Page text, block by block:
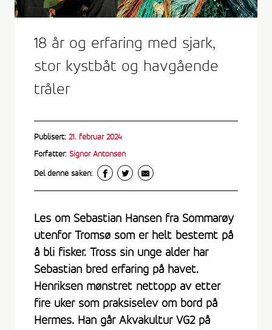
18 år og erfaring med sjark,
stor kystbåt og havgående
tråler
Publisert: 21. februar 2024
Forfatter: Signor Antonsen
Del denne saken:
Les om Sebastian Hansen fra Sommarøy
utenfor Tromsø som er helt bestemt på
å bli fisker. Tross sin unge alder har
Sebastian bred erfaring på havet.
Henriksen mønstret nettopp av etter
fire uker som praksiselev om bord på
Hermes. Han går Akvakultur VG2 på